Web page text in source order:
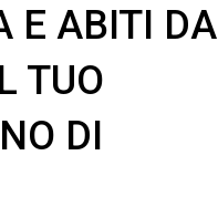
E ABITI DA
TUO
DI